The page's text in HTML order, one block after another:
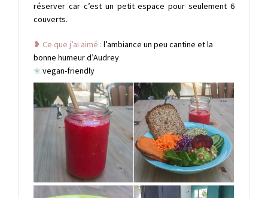
réserver car c’est un petit espace pour seulement 6
couverts.
❥ Ce que j’ai aimé : l’ambiance un peu cantine et la
bonne humeur d’Audrey
❀ vegan-friendly